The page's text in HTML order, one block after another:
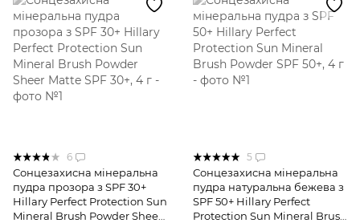
6
Сонцезахисна мінеральна
пудра прозора з SPF 30+
Hillary Perfect Protection Sun
Mineral Brush Powder Sheer
5
Сонцезахисна мінеральна
пудра натуральна бежева з
SPF 50+ Hillary Perfect
Protection Sun Mineral Brush